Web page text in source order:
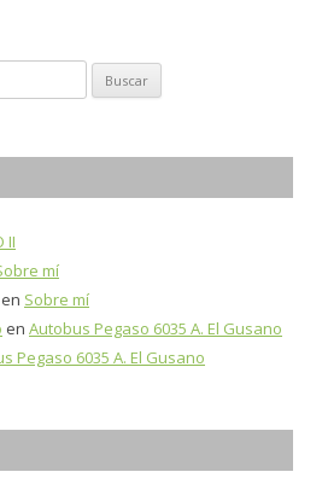
II
mí
en Sobre mí
en Autobus Pegaso 6035 A. El Gusano
Pegaso 6035 A. El Gusano